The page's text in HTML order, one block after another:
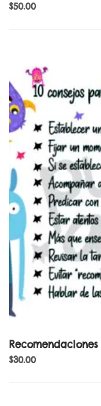
$50.00
Recomendaciones
$30.00